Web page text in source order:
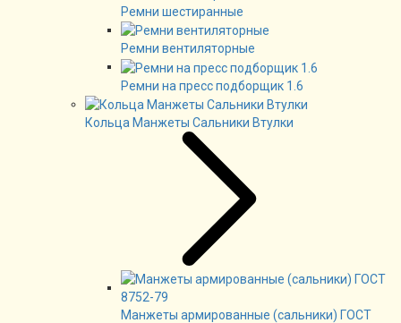
Ремни шестиранные
Ремни вентиляторные
Ремни на пресс подборщик 1.6
Кольца Манжеты Сальники Втулки
Манжеты армированные (сальники) ГОСТ